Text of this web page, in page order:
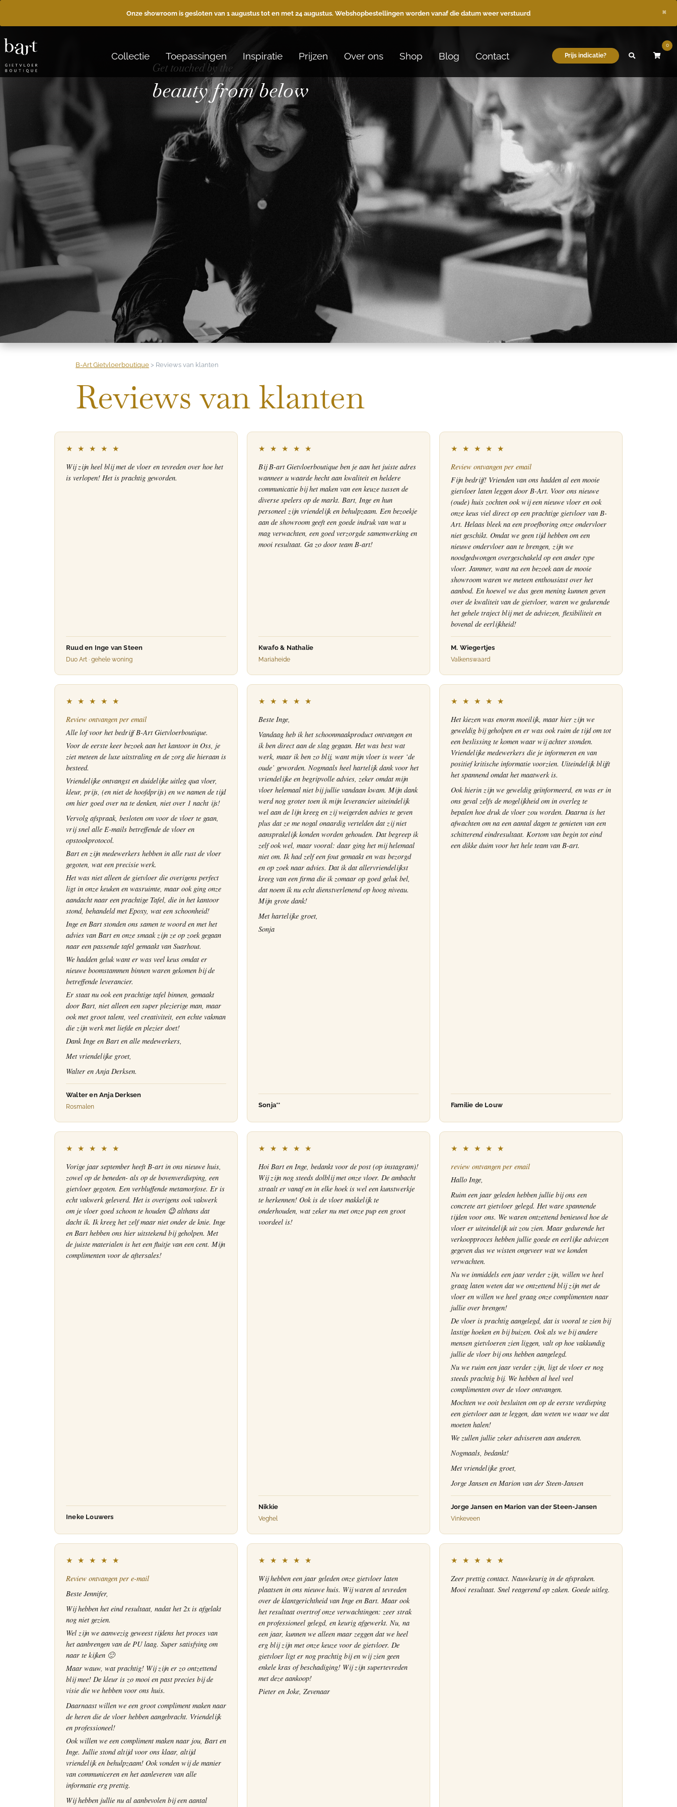
Onze showroom is gesloten van 1 augustus tot en met 24 augustus. Webshopbestellingen worden vanaf die datum weer verstuurd ×
Collectie Toepassingen Inspiratie Prijzen Over ons Shop Blog Contact Prijs indicatie?
0
Get touched by the
beauty from below
B-Art Gietvloerboutique > Reviews van klanten
Reviews van klanten
★ ★ ★ ★ ★
Wij zijn heel blij met de vloer en tevreden over hoe het
is verlopen! Het is prachtig geworden.
Ruud en Inge van Steen
Duo Art · gehele woning
★ ★ ★ ★ ★
Bij B-art Gietvloerboutique ben je aan het juiste adres
wanneer u waarde hecht aan kwaliteit en heldere
communicatie bij het maken van een keuze tussen de
diverse spelers op de markt. Bart, Inge en hun
personeel zijn vriendelijk en behulpzaam. Een bezoekje
aan de showroom geeft een goede indruk van wat u
mag verwachten, een goed verzorgde samenwerking en
mooi resultaat. Ga zo door team B-art!
Kwafo & Nathalie
Mariaheide
★ ★ ★ ★ ★
Review ontvangen per email
Fijn bedrijf! Vrienden van ons hadden al een mooie
gietvloer laten leggen door B-Art. Voor ons nieuwe
(oude) huis zochten ook wij een nieuwe vloer en ook
onze keus viel direct op een prachtige gietvloer van B-
Art. Helaas bleek na een proefboring onze ondervloer
niet geschikt. Omdat we geen tijd hebben om een
nieuwe ondervloer aan te brengen, zijn we
noodgedwongen overgeschakeld op een ander type
vloer. Jammer, want na een bezoek aan de mooie
showroom waren we meteen enthousiast over het
aanbod. En hoewel we dus geen mening kunnen geven
over de kwaliteit van de gietvloer, waren we gedurende
het gehele traject blij met de adviezen, flexibiliteit en
bovenal de eerlijkheid!
M. Wiegertjes
Valkenswaard
★ ★ ★ ★ ★
Review ontvangen per email
Alle lof voor het bedrijf B-Art Gietvloerboutique.
Voor de eerste keer bezoek aan het kantoor in Oss, je
ziet meteen de luxe uitstraling en de zorg die hieraan is
besteed.
Vriendelijke ontvangst en duidelijke uitleg qua vloer,
kleur, prijs, (en niet de hoofdprijs) en we namen de tijd
om hier goed over na te denken, niet over 1 nacht ijs!
Vervolg afspraak, besloten om voor de vloer te gaan,
vrij snel alle E-mails betreffende de vloer en
opstookprotocol.
Bart en zijn medewerkers hebben in alle rust de vloer
gegoten, wat een precisie werk.
Het was niet alleen de gietvloer die overigens perfect
ligt in onze keuken en wasruimte, maar ook ging onze
aandacht naar een prachtige Tafel, die in het kantoor
stond, behandeld met Epoxy, wat een schoonheid!
Inge en Bart stonden ons samen te woord en met het
advies van Bart en onze smaak zijn ze op zoek gegaan
naar een passende tafel gemaakt van Suarhout.
We hadden geluk want er was veel keus omdat er
nieuwe boomstammen binnen waren gekomen bij de
betreffende leverancier.
Er staat nu ook een prachtige tafel binnen, gemaakt
door Bart, niet alleen een super plezierige man, maar
ook met groot talent, veel creativiteit, een echte vakman
die zijn werk met liefde en plezier doet!
Dank Inge en Bart en alle medewerkers,
Met vriendelijke groet,
Walter en Anja Derksen.
Walter en Anja Derksen
Rosmalen
★ ★ ★ ★ ★
Beste Inge,
Vandaag heb ik het schoonmaakproduct ontvangen en
ik ben direct aan de slag gegaan. Het was best wat
werk, maar ik ben zo blij, want mijn vloer is weer ‘de
oude’ geworden. Nogmaals heel hartelijk dank voor het
vriendelijke en begripvolle advies, zeker omdat mijn
vloer helemaal niet bij jullie vandaan kwam. Mijn dank
werd nog groter toen ik mijn leverancier uiteindelijk
wel aan de lijn kreeg en zij weigerden advies te geven
plus dat ze me nogal onaardig vertelden dat zij niet
aansprakelijk konden worden gehouden. Dat begreep ik
zelf ook wel, maar vooral: daar ging het mij helemaal
niet om. Ik had zelf een fout gemaakt en was bezorgd
en op zoek naar advies. Dat ik dat allervriendelijkst
kreeg van een firma die ik zomaar op goed geluk bel,
dat noem ik nu echt dienstverlenend op hoog niveau.
Mijn grote dank!
Met hartelijke groet,
Sonja
Sonja**
★ ★ ★ ★ ★
Het kiezen was enorm moeilijk, maar hier zijn we
geweldig bij geholpen en er was ook ruim de tijd om tot
een beslissing te komen waar wij achter stonden.
Vriendelijke medewerkers die je informeren en van
positief kritische informatie voorzien. Uiteindelijk blijft
het spannend omdat het maatwerk is.
Ook hierin zijn we geweldig geïnformeerd, en was er in
ons geval zelfs de mogelijkheid om in overleg te
bepalen hoe druk de vloer zou worden. Daarna is het
afwachten om na een aantal dagen te genieten van een
schitterend eindresultaat. Kortom van begin tot eind
een dikke duim voor het hele team van B-art.
Familie de Louw
★ ★ ★ ★ ★
Vorige jaar september heeft B-art in ons nieuwe huis,
zowel op de beneden- als op de bovenverdieping, een
gietvloer gegoten. Een verbluffende metamorfose. Er is
echt vakwerk geleverd. Het is overigens ook vakwerk
om je vloer goed schoon te houden 😉 althans dat
dacht ik. Ik kreeg het zelf maar niet onder de knie. Inge
en Bart hebben ons hier uitstekend bij geholpen. Met
de juiste materialen is het een fluitje van een cent. Mijn
complimenten voor de aftersales!
Ineke Louwers
★ ★ ★ ★ ★
Hoi Bart en Inge, bedankt voor de post (op instagram)!
Wij zijn nog steeds dolblij met onze vloer. De ambacht
straalt er vanaf en in elke hoek is wel een kunstwerkje
te herkennen! Ook is de vloer makkelijk te
onderhouden, wat zeker nu met onze pup een groot
voordeel is!
Nikkie
Veghel
★ ★ ★ ★ ★
review ontvangen per email
Hallo Inge,
Ruim een jaar geleden hebben jullie bij ons een
concrete art gietvloer gelegd. Het ware spannende
tijden voor ons. We waren ontzettend benieuwd hoe de
vloer er uiteindelijk uit zou zien. Maar gedurende het
verkoopproces hebben jullie goede en eerlijke adviezen
gegeven dus we wisten ongeveer wat we konden
verwachten.
Nu we inmiddels een jaar verder zijn, willen we heel
graag laten weten dat we ontzettend blij zijn met de
vloer en willen we heel graag onze complimenten naar
jullie over brengen!
De vloer is prachtig aangelegd, dat is vooral te zien bij
lastige hoeken en bij buizen. Ook als we bij andere
mensen gietvloeren zien liggen, valt op hoe vakkundig
jullie de vloer bij ons hebben aangelegd.
Nu we ruim een jaar verder zijn, ligt de vloer er nog
steeds prachtig bij. We hebben al heel veel
complimenten over de vloer ontvangen.
Mochten we ooit besluiten om op de eerste verdieping
een gietvloer aan te leggen, dan weten we waar we dat
moeten halen!
We zullen jullie zeker adviseren aan anderen.
Nogmaals, bedankt!
Met vriendelijke groet,
Jorge Jansen en Marion van der Steen-Jansen
Jorge Jansen en Marion van der Steen-Jansen
Vinkeveen
★ ★ ★ ★ ★
Review ontvangen per e-mail
Beste Jennifer,
Wij hebben het eind resultaat, nadat het 2x is afgelakt
nog niet gezien.
Wel zijn we aanwezig geweest tijdens het proces van
het aanbrengen van de PU laag. Super satisfying om
naar te kijken 🙂
Maar wauw, wat prachtig! Wij zijn er zo ontzettend
blij mee! De kleur is zo mooi en past precies bij de
visie die we hebben voor ons huis.
Daarnaast willen we een groot compliment maken naar
de heren die de vloer hebben aangebracht. Vriendelijk
en professioneel!
Ook willen we een compliment maken naar jou, Bart en
Inge. Jullie stond altijd voor ons klaar, altijd
vriendelijk en behulpzaam! Ook vonden wij de manier
van communiceren en het aanleveren van alle
informatie erg prettig.
Wij hebben jullie nu al aanbevolen bij een aantal
★ ★ ★ ★ ★
Wij hebben een jaar geleden onze gietvloer laten
plaatsen in ons nieuwe huis. Wij waren al tevreden
over de klantgerichtheid van Inge en Bart. Maar ook
het resultaat overtrof onze verwachtingen: zeer strak
en professioneel gelegd, en keurig afgewerkt. Nu, na
een jaar, kunnen we alleen maar zeggen dat we heel
erg blij zijn met onze keuze voor de gietvloer. De
gietvloer ligt er nog prachtig bij en wij zien geen
enkele kras of beschadiging! Wij zijn supertevreden
met deze aankoop!
Pieter en Joke, Zevenaar
★ ★ ★ ★ ★
Zeer prettig contact. Nauwkeurig in de afspraken.
Mooi resultaat. Snel reagerend op zaken. Goede uitleg.